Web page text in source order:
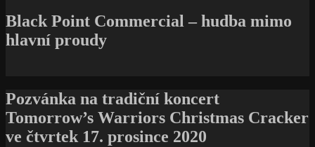
Black Point Commercial – hudba mimo
hlavní proudy
Pozvánka na tradiční koncert
Tomorrow’s Warriors Christmas Cracker
ve čtvrtek 17. prosince 2020